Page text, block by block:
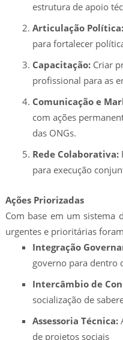
estrutura de apoio
Articulação Política:
para fortalecer
Capacitação:Criar
profissional para as
Comunicação e
com ações
das ONGs.
Rede Colaborativa:
para execução
Ações Priorizadas
Com base em um sistema
urgentes e prioritárias
Integração
governo para dentro
Intercâmbio de
socialização de
Assessoria Técnica:
de projetos sociais